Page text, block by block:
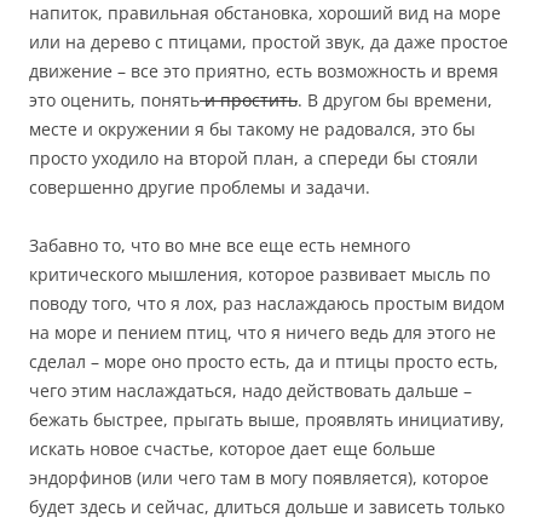
напиток, правильная обстановка, хороший вид на море
или на дерево с птицами, простой звук, да даже простое
движение – все это приятно, есть возможность и время
это оценить, понятьи простить. В другом бы времени,
месте и окружении я бы такому не радовался, это бы
просто уходило на второй план, а спереди бы стояли
совершенно другие проблемы и задачи.
Забавно то, что во мне все еще есть немного
критического мышления, которое развивает мысль по
поводу того, что я лох, раз наслаждаюсь простым видом
на море и пением птиц, что я ничего ведь для этого не
сделал – море оно просто есть, да и птицы просто есть,
чего этим наслаждаться, надо действовать дальше –
бежать быстрее, прыгать выше, проявлять инициативу,
искать новое счастье, которое дает еще больше
эндорфинов (или чего там в могу появляется), которое
будет здесь и сейчас, длиться дольше и зависеть только